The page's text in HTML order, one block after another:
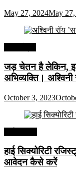
May 27, 2024May
जड़ चेतन है लेकिन,
अभिव्यक्ति। अश्विनी
October 3, 2023
हाई सिक्योरिटी
आवेदन कैसे करें